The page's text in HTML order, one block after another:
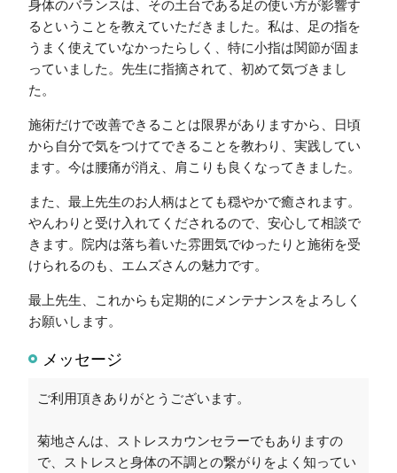
身体のバランスは、その土台である足の使い方が影響す
るということを教えていただきました。私は、足の指を
うまく使えていなかったらしく、特に小指は関節が固ま
っていました。先生に指摘されて、初めて気づきまし
た。
施術だけで改善できることは限界がありますから、日頃
から自分で気をつけてできることを教わり、実践してい
ます。今は腰痛が消え、肩こりも良くなってきました。
また、最上先生のお人柄はとても穏やかで癒されます。
やんわりと受け入れてくだされるので、安心して相談で
きます。院内は落ち着いた雰囲気でゆったりと施術を受
けられるのも、エムズさんの魅力です。
最上先生、これからも定期的にメンテナンスをよろしく
お願いします。
メッセージ
ご利用頂きありがとうございます。
菊地さんは、ストレスカウンセラーでもありますの
で、ストレスと身体の不調との繋がりをよく知ってい